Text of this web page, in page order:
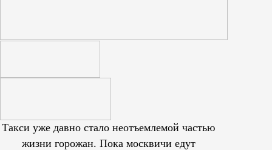
Такси уже давно стало неотъемлемой частью
жизни горожан. Пока москвичи едут